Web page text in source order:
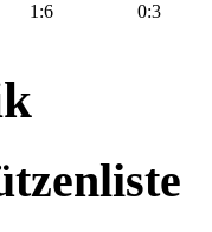
1:6 0:3